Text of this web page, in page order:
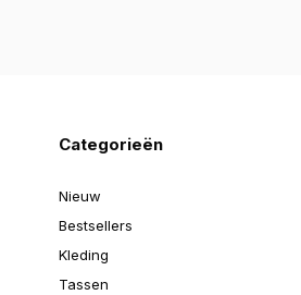
Categorieën
Nieuw
Bestsellers
Kleding
Tassen